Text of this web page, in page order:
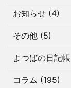
お知らせ (4)
その他 (5)
よつばの日記
コラム (195)